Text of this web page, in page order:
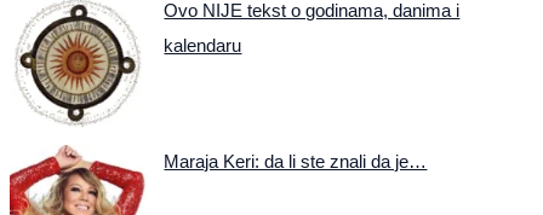
Ovo NIJE tekst o godinama, danima i
kalendaru
Maraja Keri: da li ste znali da je…